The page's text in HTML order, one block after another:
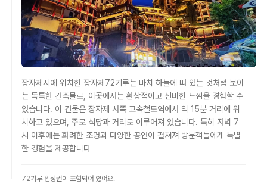
장자제시에 위치한 장자제72기루는 마치 하늘에 떠 있는 것처럼 보이
는 독특한 건축물로, 이곳에서는 환상적이고 신비한 느낌을 경험할 수
있습니다. 이 건물은 장자제 서쪽 고속철도역에서 약 15분 거리에 위
치하고 있으며, 주로 식당과 거리로 이루어져 있습니다. 특히 저녁 7
시 이후에는 화려한 조명과 다양한 공연이 펼쳐져 방문객들에게 특별
한 경험을 제공합니다
72기루 입장권이 포함되어 있어요.